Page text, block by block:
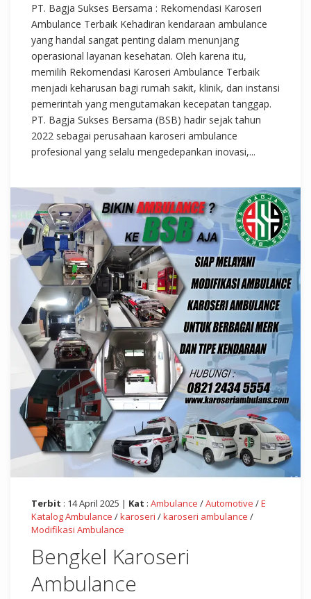
PT. Bagja Sukses Bersama : Rekomendasi Karoseri
Ambulance Terbaik Kehadiran kendaraan ambulance
yang handal sangat penting dalam menunjang
operasional layanan kesehatan. Oleh karena itu,
memilih Rekomendasi Karoseri Ambulance Terbaik
menjadi keharusan bagi rumah sakit, klinik, dan instansi
pemerintah yang mengutamakan kecepatan tanggap.
PT. Bagja Sukses Bersama (BSB) hadir sejak tahun
2022 sebagai perusahaan karoseri ambulance
profesional yang selalu mengedepankan inovasi,...
Terbit : 14 April 2025 | Kat : Ambulance /Automotive /E
Katalog Ambulance /karoseri /karoseri ambulance /
Modifikasi Ambulance
Bengkel Karoseri
Ambulance